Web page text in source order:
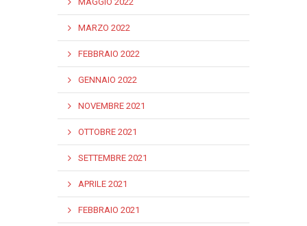
MARZO 2022
FEBBRAIO 2022
GENNAIO 2022
NOVEMBRE 2021
OTTOBRE 2021
SETTEMBRE 2021
APRILE 2021
FEBBRAIO 2021